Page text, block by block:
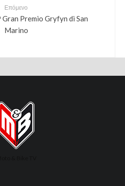
Επόμενο
Premio Gryfyn di San
Marino